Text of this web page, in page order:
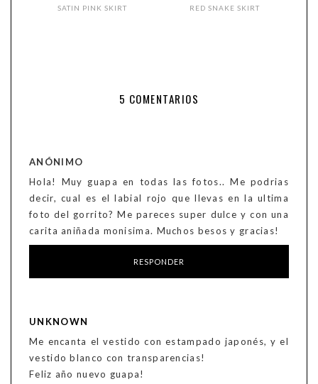
SATIN PINK SKIRT RED SNAKE SKIRT
5 COMENTARIOS
ANÓNIMO
Hola! Muy guapa en todas las fotos.. Me podrias
decir, cual es el labial rojo que llevas en la ultima
foto del gorrito? Me pareces super dulce y con una
carita aniñada monisima. Muchos besos y gracias!
RESPONDER
UNKNOWN
Me encanta el vestido con estampado japonés, y el
vestido blanco con transparencias!
Feliz año nuevo guapa!